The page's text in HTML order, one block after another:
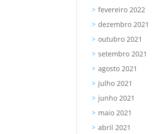
fevereiro 2022
dezembro 2021
outubro 2021
setembro 2021
agosto 2021
julho 2021
junho 2021
maio 2021
abril 2021